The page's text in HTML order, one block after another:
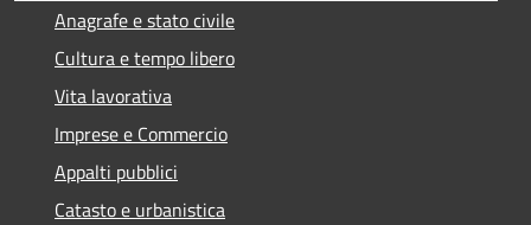
Anagrafe e stato civile
Cultura e tempo libero
Vita lavorativa
Imprese e Commercio
Appalti pubblici
Catasto e urbanistica